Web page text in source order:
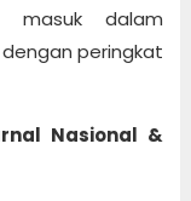
masuk dalam
peringkat
Nasional &